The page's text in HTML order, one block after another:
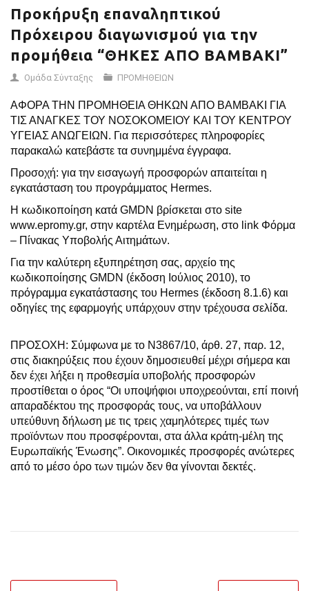
Προκήρυξη επαναληπτικού
Πρόχειρου διαγωνισμού για την
προμήθεια “ΘΗΚΕΣ ΑΠΟ ΒΑΜΒΑΚΙ”
Ομάδα Σύνταξης ΠΡΟΜΗΘΕΙΩΝ
ΑΦΟΡΑ ΤΗΝ ΠΡΟΜΗΘΕΙΑ ΘΗΚΩΝ ΑΠΟ ΒΑΜΒΑΚΙ ΓΙΑ
ΤΙΣ ΑΝΑΓΚΕΣ ΤΟΥ ΝΟΣΟΚΟΜΕΙΟΥ ΚΑΙ ΤΟΥ ΚΕΝΤΡΟΥ
ΥΓΕΙΑΣ ΑΝΩΓΕΙΩΝ. Για περισσότερες πληροφορίες
παρακαλώ κατεβάστε τα συνημμένα έγγραφα.
Προσοχή: για την εισαγωγή προσφορών απαιτείται η
εγκατάσταση του προγράμματος Hermes.
Η κωδικοποίηση κατά GMDN βρίσκεται στο site
www.epromy.gr, στην καρτέλα Ενημέρωση, στο link Φόρμα
– Πίνακας Υποβολής Αιτημάτων.
Για την καλύτερη εξυπηρέτηση σας, αρχείο της
κωδικοποίησης GMDN (έκδοση Ιούλιος 2010), το
πρόγραμμα εγκατάστασης του Hermes (έκδοση 8.1.6) και
οδηγίες της εφαρμογής υπάρχουν στην τρέχουσα σελίδα.
ΠΡΟΣΟΧΗ: Σύμφωνα με το Ν3867/10, άρθ. 27, παρ. 12,
στις διακηρύξεις που έχουν δημοσιευθεί μέχρι σήμερα και
δεν έχει λήξει η προθεσμία υποβολής προσφορών
προστίθεται ο όρος “Οι υποψήφιοι υποχρεούνται, επί ποινή
απαραδέκτου της προσφοράς τους, να υποβάλλουν
υπεύθυνη δήλωση με τις τρεις χαμηλότερες τιμές των
προϊόντων που προσφέρονται, στα άλλα κράτη-μέλη της
Ευρωπαϊκής Ένωσης”. Οικονομικές προσφορές ανώτερες
από το μέσο όρο των τιμών δεν θα γίνονται δεκτές.